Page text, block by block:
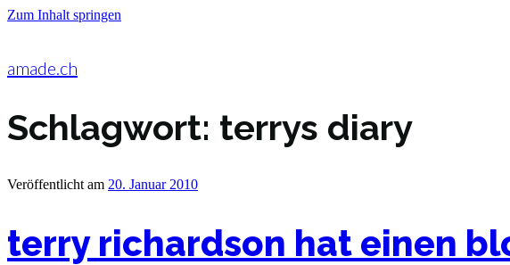
Zum Inhalt springen
amade.ch
Schlagwort: terrys diary
Veröffentlicht am 20. Januar 2010
terry richardson hat einen